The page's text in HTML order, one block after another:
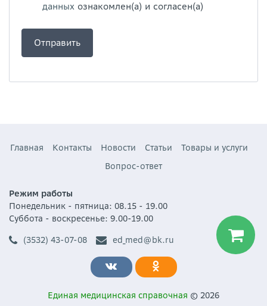
данных ознакомлен(а) и согласен(а)
Главная Контакты Новости Статьи
Товары и услуги
Вопрос-ответ
Режим работы
Понедельник - пятница: 08.15 - 19.00
Суббота - воскресенье: 9.00-19.00
(3532) 43-07-08
ed_med@bk.ru
Единая медицинская справочная © 2026